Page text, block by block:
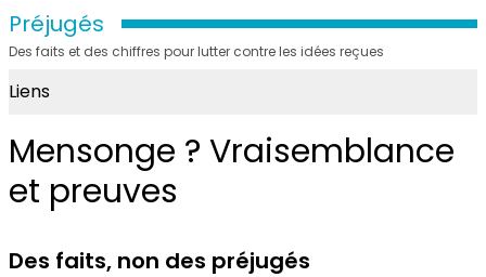
Préjugés
Des faits et des chiffres pour lutter contre les idées reçues
Liens
Mensonge ? Vraisemblance
et preuves
Des faits, non des préjugés